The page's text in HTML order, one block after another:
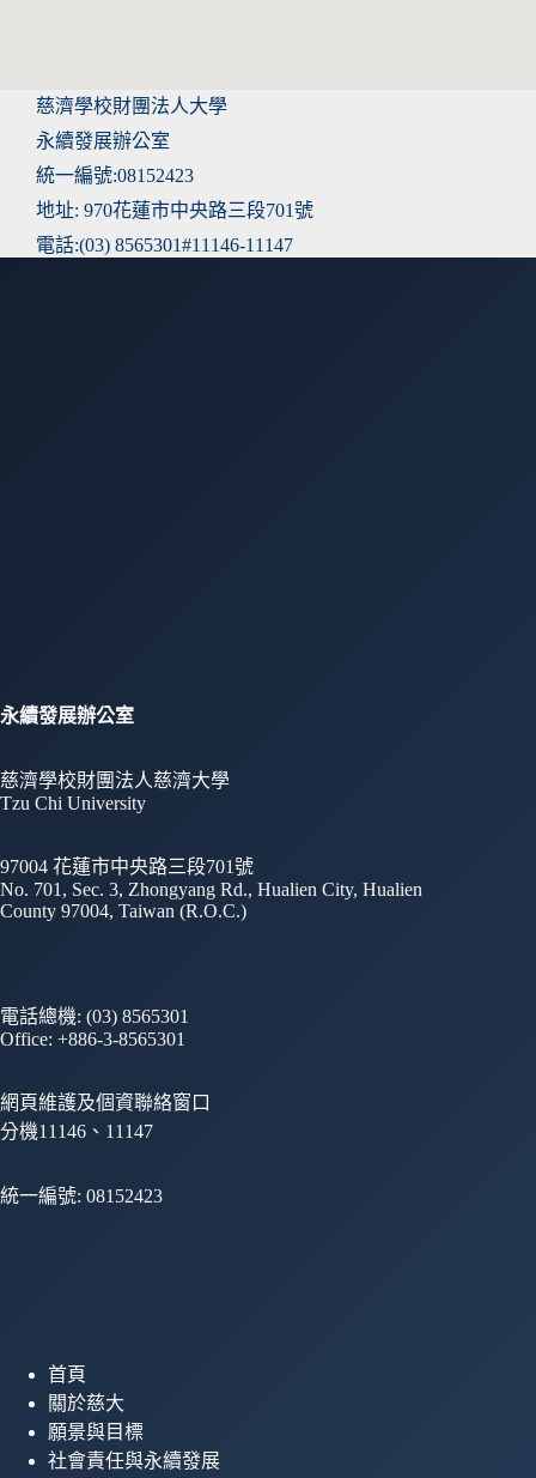
慈濟學校財團法人大學
永續發展辦公室
統一編號:08152423
地址: 970花蓮市中央路三段701號
電話:(03) 8565301#11146-11147
永續發展辦公室
慈濟學校財團法人慈濟大學
Tzu Chi University
97004 花蓮市中央路三段701號
No. 701, Sec. 3, Zhongyang Rd., Hualien City, Hualien
County 97004, Taiwan (R.O.C.)
電話總機: (03) 8565301
Office: +886-3-8565301
網頁維護及個資聯絡窗口
分機11146、11147
統一編號: 08152423
首頁
關於慈大
願景與目標
社會責任與永續發展